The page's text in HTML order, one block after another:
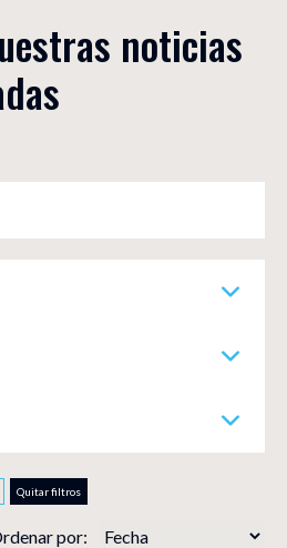
noticias
Quitar filtros
por: